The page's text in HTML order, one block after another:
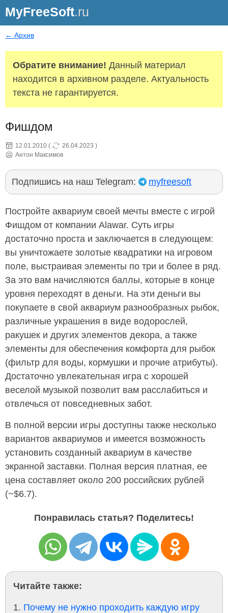
MyFreeSoft.ru
← Архив
Обратите внимание! Данный материал
находится в архивном разделе. Актуальность
текста не гарантируется.
Фишдом
12.01.2010 ( 26.04.2023 )
Антон Максимов
Подпишись на наш Telegram: myfreesoft
Постройте аквариум своей мечты вместе с игрой
Фишдом от компании Alawar. Суть игры
достаточно проста и заключается в следующем:
вы уничтожаете золотые квадратики на игровом
поле, выстраивая элементы по три и более в ряд.
За это вам начисляются баллы, которые в конце
уровня переходят в деньги. На эти деньги вы
покупаете в свой аквариум разнообразных рыбок,
различные украшения в виде водорослей,
ракушек и других элементов декора, а также
элементы для обеспечения комфорта для рыбок
(фильтр для воды, кормушки и прочие атрибуты).
Достаточно увлекательная игра с хорошей
веселой музыкой позволит вам расслабиться и
отвлечься от повседневных забот.
В полной версии игры доступны также несколько
вариантов аквариумов и имеется возможность
установить созданный аквариум в качестве
экранной заставки. Полная версия платная, ее
цена составляет около 200 российских рублей
(~$6.7).
Понравилась статья? Поделитесь!
Читайте также:
Почему не нужно проходить каждую игру